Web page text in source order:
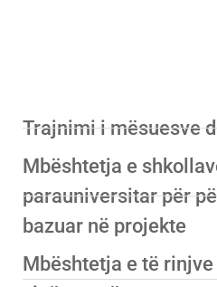
Trajnimi i mësuesve
Mbështetja e
parauniversitar për
bazuar në projekte
Mbështetja e të